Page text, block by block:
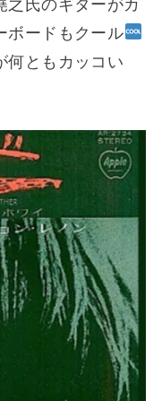
之氏のギターがカ
ボードもクール
何ともカッコい